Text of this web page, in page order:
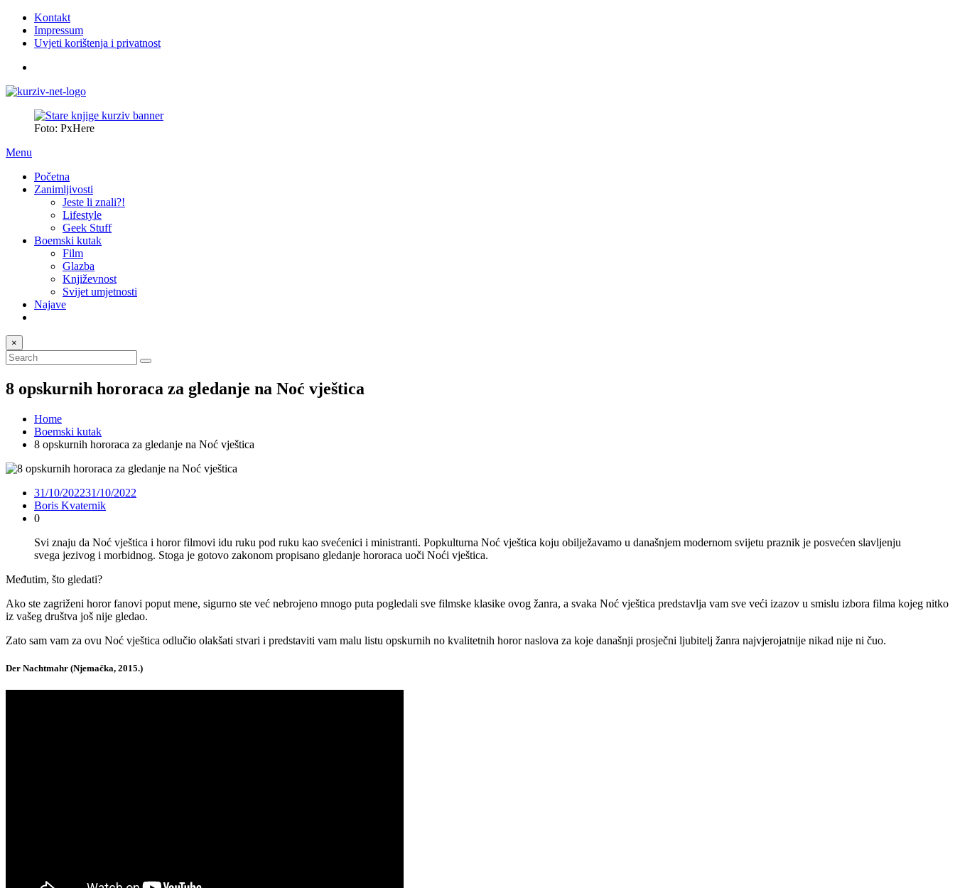
Kontakt
Impressum
Uvjeti korištenja i privatnost
Foto: PxHere
Menu
Početna
Zanimljivosti
Jeste li znali?!
Lifestyle
Geek Stuff
Boemski kutak
Film
Glazba
Književnost
Svijet umjetnosti
Najave
×
8 opskurnih hororaca za gledanje na Noć vještica
Home
Boemski kutak
8 opskurnih hororaca za gledanje na Noć vještica
31/10/202231/10/2022
Boris Kvaternik
0
Svi znaju da Noć vještica i horor filmovi idu ruku pod ruku kao svećenici i ministranti. Popkulturna Noć vještica koju obilježavamo u današnjem modernom svijetu praznik je posvećen slavljenju
svega jezivog i morbidnog. Stoga je gotovo zakonom propisano gledanje hororaca uoči Noći vještica.
Međutim, što gledati?
Ako ste zagriženi horor fanovi poput mene, sigurno ste već nebrojeno mnogo puta pogledali sve filmske klasike ovog žanra, a svaka Noć vještica predstavlja vam sve veći izazov u smislu izbora filma kojeg nitko
iz vašeg društva još nije gledao.
Zato sam vam za ovu Noć vještica odlučio olakšati stvari i predstaviti vam malu listu opskurnih no kvalitetnih horor naslova za koje današnji prosječni ljubitelj žanra najvjerojatnije nikad nije ni čuo.
Der Nachtmahr (Njemačka, 2015.)